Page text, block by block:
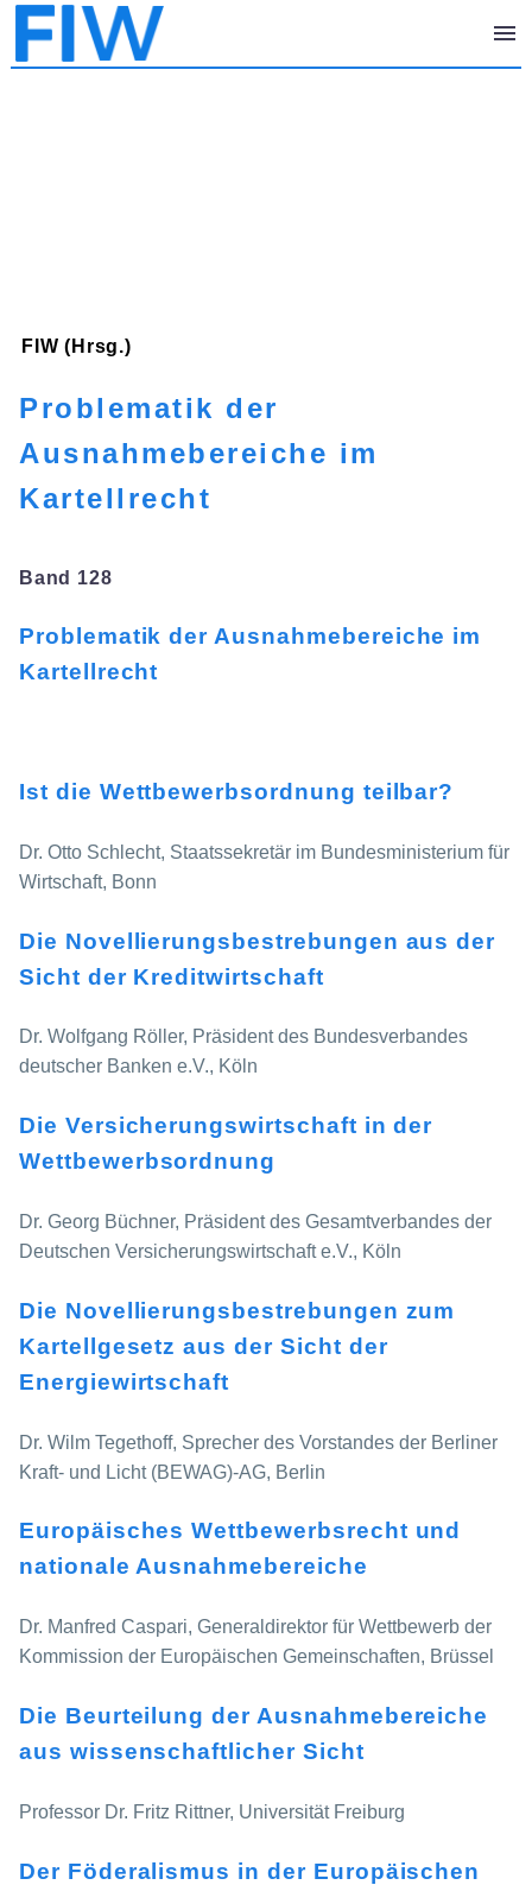
FIW (Hrsg.)
Problematik der
Ausnahmebereiche im
Kartellrecht
Band 128
Problematik der Ausnahmebereiche im
Kartellrecht
Ist die Wettbewerbsordnung teilbar?
Dr. Otto Schlecht, Staatssekretär im Bundesministerium für
Wirtschaft, Bonn
Die Novellierungsbestrebungen aus der
Sicht der Kreditwirtschaft
Dr. Wolfgang Röller, Präsident des Bundesverbandes
deutscher Banken e.V., Köln
Die Versicherungswirtschaft in der
Wettbewerbsordnung
Dr. Georg Büchner, Präsident des Gesamtverbandes der
Deutschen Versicherungswirtschaft e.V., Köln
Die Novellierungsbestrebungen zum
Kartellgesetz aus der Sicht der
Energiewirtschaft
Dr. Wilm Tegethoff, Sprecher des Vorstandes der Berliner
Kraft- und Licht (BEWAG)-AG, Berlin
Europäisches Wettbewerbsrecht und
nationale Ausnahmebereiche
Dr. Manfred Caspari, Generaldirektor für Wettbewerb der
Kommission der Europäischen Gemeinschaften, Brüssel
Die Beurteilung der Ausnahmebereiche
aus wissenschaftlicher Sicht
Professor Dr. Fritz Rittner, Universität Freiburg
Der Föderalismus in der Europäischen